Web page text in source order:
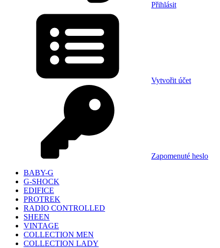
Přihlásit
Vytvořit účet
Zapomenuté heslo
BABY-G
G-SHOCK
EDIFICE
PROTREK
RADIO CONTROLLED
SHEEN
VINTAGE
COLLECTION MEN
COLLECTION LADY